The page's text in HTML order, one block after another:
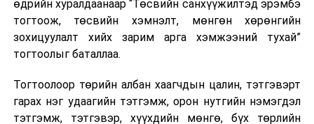
дуудлагын төвүүдэд нөлөөлөхөөр байна. Тухайлбал,
Мароккогийн дуудлагын төвүүдийн орлогын 80 гаруй
хувь Францын зах зээлээс бүрддэг бөгөөд тус улсын
40–50 мянган ажлын байр эрсдэлд орж болзошгүйг
өдрийн хуралдаанаар “Төсвийн санхүүжилтэд эрэмбэ
тогтоож, төсвийн хэмнэлт, мөнгөн хөрөнгийн
зохицуулалт хийх зарим арга хэмжээний тухай”
тогтоолыг баталлаа.
Тогтоолоор төрийн албан хаагчдын цалин, тэтгэвэрт
гарах нэг удаагийн тэтгэмж, орон нутгийн нэмэгдэл
тэтгэмж, тэтгэвэр, хүүхдийн мөнгө, бүх төрлийн